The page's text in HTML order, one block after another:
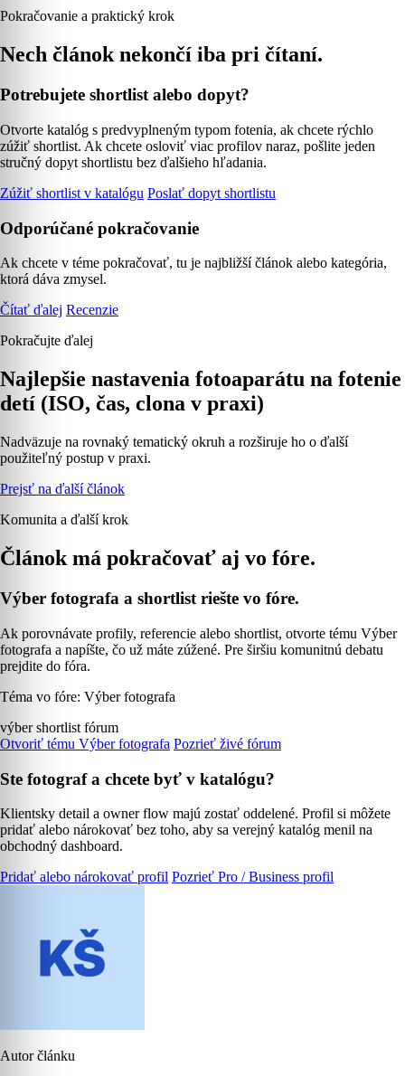
Pokračovanie a praktický krok
Nech článok nekončí iba pri čítaní.
Potrebujete shortlist alebo dopyt?
Otvorte katalóg s predvyplneným typom fotenia, ak chcete rýchlo
zúžiť shortlist. Ak chcete osloviť viac profilov naraz, pošlite jeden
stručný dopyt shortlistu bez ďalšieho hľadania.
Zúžiť shortlist v katalógu Poslať dopyt shortlistu
Odporúčané pokračovanie
Ak chcete v téme pokračovať, tu je najbližší článok alebo kategória,
ktorá dáva zmysel.
Čítať ďalej Recenzie
Pokračujte ďalej
Najlepšie nastavenia fotoaparátu na fotenie
detí (ISO, čas, clona v praxi)
Nadväzuje na rovnaký tematický okruh a rozširuje ho o ďalší
použiteľný postup v praxi.
Prejsť na ďalší článok
Komunita a ďalší krok
Článok má pokračovať aj vo fóre.
Výber fotografa a shortlist riešte vo fóre.
Ak porovnávate profily, referencie alebo shortlist, otvorte tému Výber
fotografa a napíšte, čo už máte zúžené. Pre širšiu komunitnú debatu
prejdite do fóra.
Téma vo fóre: Výber fotografa
výber shortlist fórum
Otvoriť tému Výber fotografa Pozrieť živé fórum
Ste fotograf a chcete byť v katalógu?
Klientsky detail a owner flow majú zostať oddelené. Profil si môžete
pridať alebo nárokovať bez toho, aby sa verejný katalóg menil na
obchodný dashboard.
Pridať alebo nárokovať profil Pozrieť Pro / Business profil
Autor článku